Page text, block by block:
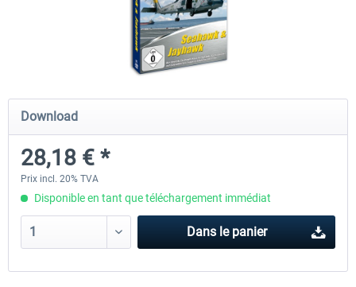
Airbus Bundle
52,77 € *
iFly Jets-The 737NG for
Download
28,18 € *
Prix incl. 20% TVA
Disponible en tant que téléchargement immédiat
Dans le panier